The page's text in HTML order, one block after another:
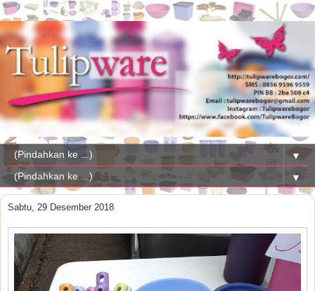
▼
▼
Sabtu, 29 Desember 2018